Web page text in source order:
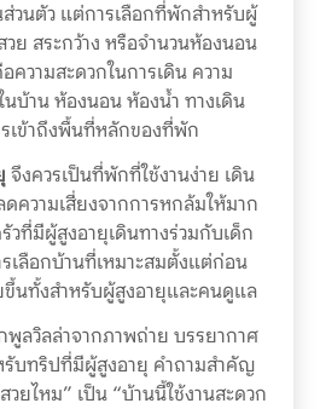
ส่วนตัว แต่การเลือกที่พักสำหรับผู้
ย สระกว้าง หรือจำนวนห้องนอน
ความสะดวกในการเดิน ความ
บ้าน ห้องนอน ห้องน้ำ ทางเดิน
เข้าถึงพื้นที่หลักของที่พัก
จึงควรเป็นที่พักที่ใช้งานง่าย เดิน
ความเสี่ยงจากการหกล้มให้มาก
วที่มีผู้สูงอายุเดินทางร่วมกับเด็ก
เลือกบ้านที่เหมาะสมตั้งแต่ก่อน
ขึ้นทั้งสำหรับผู้สูงอายุและคนดูแล
ลวิลล่าจากภาพถ่าย บรรยากาศ
บทริปที่มีผู้สูงอายุ คำถามสำคัญ
ยไหม” เป็น “บ้านนี้ใช้งานสะดวก